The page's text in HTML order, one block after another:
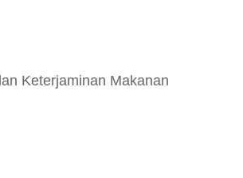
Keterjaminan Makanan